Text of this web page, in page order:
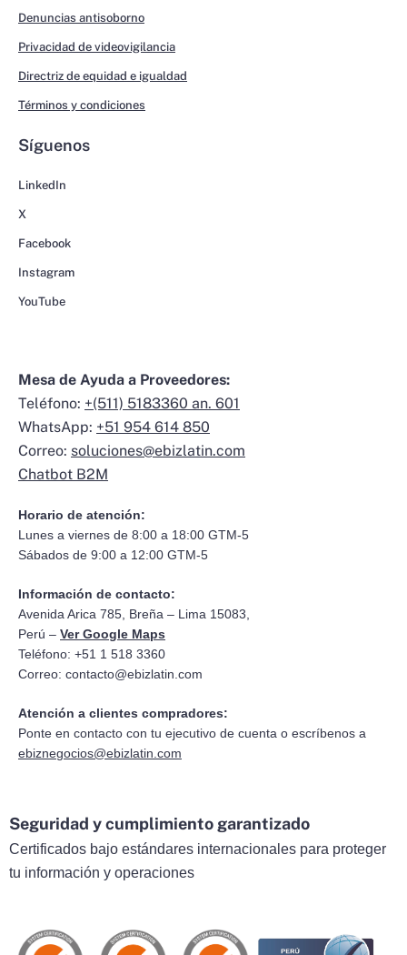
Denuncias antisoborno
Privacidad de videovigilancia
Directriz de equidad e igualdad
Términos y condiciones
Síguenos
LinkedIn
X
Facebook
Instagram
YouTube
Mesa de Ayuda a Proveedores:
Teléfono: +(511) 5183360 an. 601
WhatsApp: +51 954 614 850
Correo: soluciones@ebizlatin.com
Chatbot B2M
Horario de atención:
Lunes a viernes de 8:00 a 18:00 GTM-5
Sábados de 9:00 a 12:00 GTM-5
Información de contacto:
Avenida Arica 785, Breña – Lima 15083,
Perú – Ver Google Maps
Teléfono: +51 1 518 3360
Correo: contacto@ebizlatin.com
Atención a clientes compradores:
Ponte en contacto con tu ejecutivo de cuenta o escríbenos a
ebiznegocios@ebizlatin.com
Seguridad y cumplimiento garantizado
Certificados bajo estándares internacionales para proteger
tu información y operaciones